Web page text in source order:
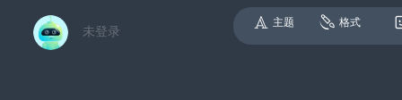
主题 格式
未登录